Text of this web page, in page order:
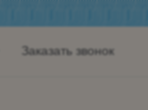
Заказать звонок